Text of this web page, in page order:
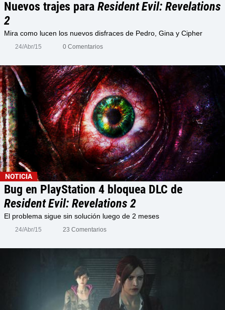
Nuevos trajes para Resident Evil: Revelations
2
Mira como lucen los nuevos disfraces de Pedro, Gina y Cipher
24/Abr/15 0 Comentarios
NOTICIA
Bug en PlayStation 4 bloquea DLC de
Resident Evil: Revelations 2
El problema sigue sin solución luego de 2 meses
24/Abr/15 23 Comentarios